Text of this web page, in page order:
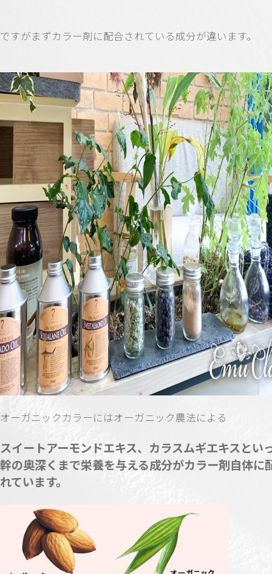
ですがまずカラー剤に配合されている成分が違います。
オーガニックカラーにはオーガニック農法による
スイートアーモンドエキス、カラスムギエキスとい
幹の奥深くまで栄養を与える成分がカラー剤自体に
れています。